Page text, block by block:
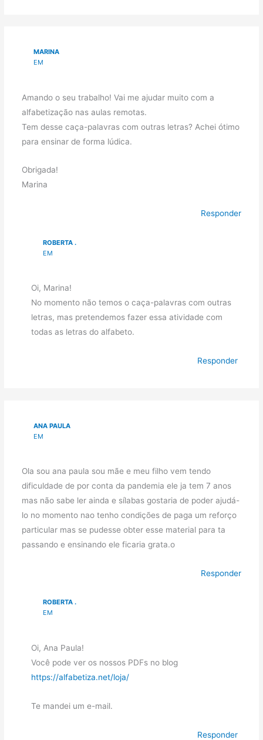
MARINA
EM
Amando o seu trabalho! Vai me ajudar muito com a
alfabetização nas aulas remotas.
Tem desse caça-palavras com outras letras? Achei ótimo
para ensinar de forma lúdica.
Obrigada!
Marina
Responder
ROBERTA .
EM
Oi, Marina!
No momento não temos o caça-palavras com outras
letras, mas pretendemos fazer essa atividade com
todas as letras do alfabeto.
Responder
ANA PAULA
EM
Ola sou ana paula sou mãe e meu filho vem tendo
dificuldade de por conta da pandemia ele ja tem 7 anos
mas não sabe ler ainda e sílabas gostaria de poder ajudá-
lo no momento nao tenho condições de paga um reforço
particular mas se pudesse obter esse material para ta
passando e ensinando ele ficaria grata.o
Responder
ROBERTA .
EM
Oi, Ana Paula!
Você pode ver os nossos PDFs no blog
https://alfabetiza.net/loja/
Te mandei um e-mail.
Responder